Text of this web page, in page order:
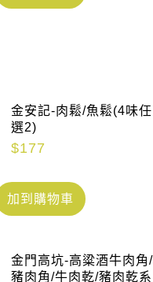
金安記-肉鬆/魚鬆(4味任
選2)
$177
加到購物車
金門高坑-高粱酒牛肉角/
豬肉角/牛肉乾/豬肉乾系